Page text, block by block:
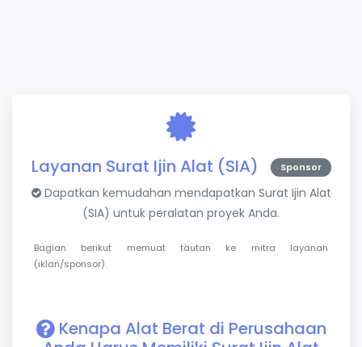
Layanan Surat Ijin Alat (SIA) Sponsor
Dapatkan kemudahan mendapatkan Surat Ijin Alat
(SIA) untuk peralatan proyek Anda.
Bagian berikut memuat tautan ke mitra layanan
(iklan/sponsor).
Kenapa Alat Berat di Perusahaan